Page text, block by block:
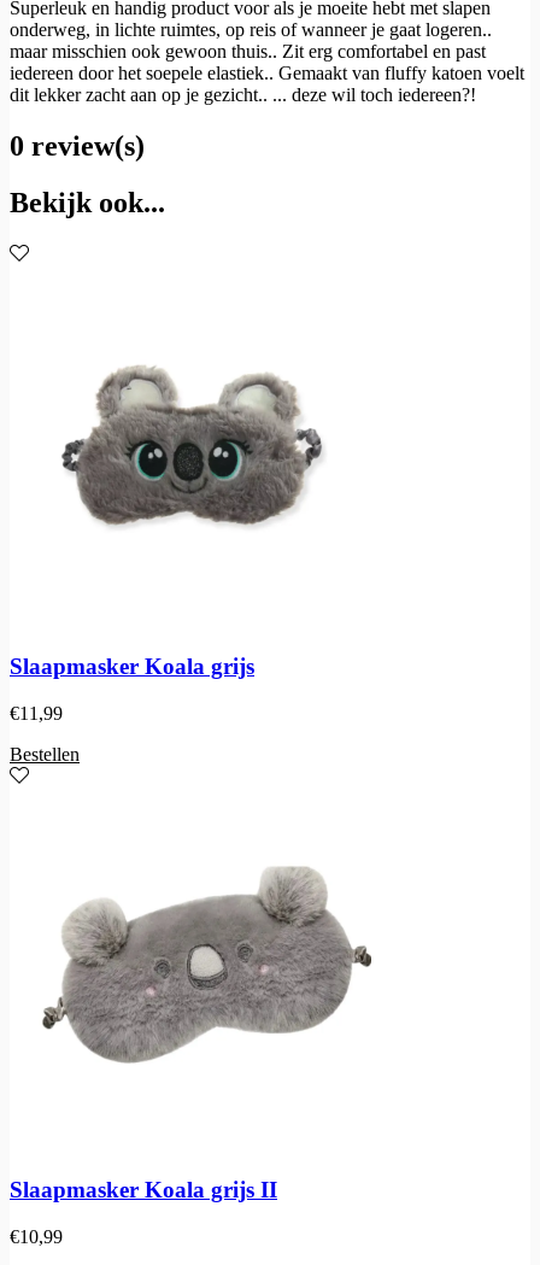
Superleuk en handig product voor als je moeite hebt met slapen
onderweg, in lichte ruimtes, op reis of wanneer je gaat logeren..
maar misschien ook gewoon thuis.. Zit erg comfortabel en past
iedereen door het soepele elastiek.. Gemaakt van fluffy katoen voelt
dit lekker zacht aan op je gezicht.. ... deze wil toch iedereen?!
0 review(s)
Bekijk ook...
Slaapmasker Koala grijs
€11,99
Bestellen
Slaapmasker Koala grijs II
€10,99